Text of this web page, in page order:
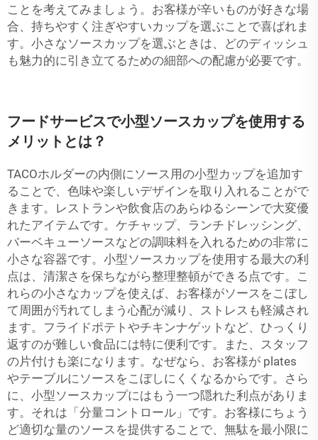
ことを考えてみましょう。お客様が辛いものが好きな場
合、持ちやすく注ぎやすいカップを選ぶことで喜ばれま
す。小さなソースカップを選ぶときは、どのディッシュ
も魅力的に引き立てるための細部への配慮が必要です。
フードサービスで小型ソースカップを使用する
メリットとは？
TACOホルダーの内側にソース用の小型カップを追加す
ることで、色味や楽しいデザインを取り入れることがで
きます。レストランや飲食店のあらゆるシーンで大変優
れたアイテムです。ケチャップ、ランチドレッシング、
バーベキューソースなどの調味料を入れるための非常に
小さな容器です。小型ソースカップを使用する最大の利
点は、清潔さを保ちながら整理整頓ができる点です。こ
れらの小さなカップを使えば、お客様がソースをこぼし
て周囲が汚れてしまう心配が減り、ストレスも軽減され
ます。フライドポテトやチキンナゲットなど、ひっくり
返すのが難しい食品には特に便利です。また、スタッフ
の片付けも楽になります。なぜなら、お客様が plates
やテーブルにソースをこぼしにくくなるからです。さら
に、小型ソースカップにはもう一つ隠れた利点がありま
す。それは「分量コントロール」です。お客様にちょう
ど適切な量のソースを提供することで、無駄を最小限に